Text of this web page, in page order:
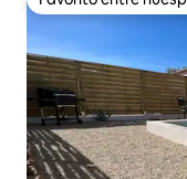
Favorito entre